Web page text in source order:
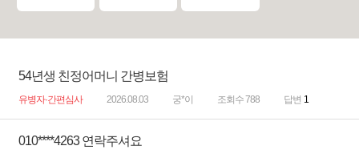
54년생 친정어머니 간병보험
유병자·간편심사 2026.08.03 궁*이 조회수 788 답변 1
010****4263 연락주셔요